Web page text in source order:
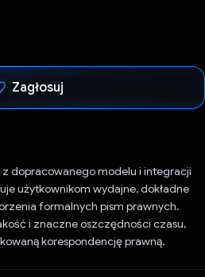
Zagłosuj
dopracowanego modelu i integracji
użytkownikom wydajne, dokładne
formalnych pism prawnych.
i znaczne oszczędności czasu,
korespondencję prawną.